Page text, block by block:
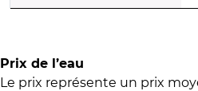
Prix de l’eau
Le prix représente un prix